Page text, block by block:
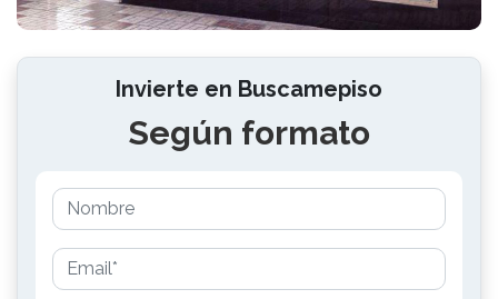
Invierte en Buscamepiso
Según formato